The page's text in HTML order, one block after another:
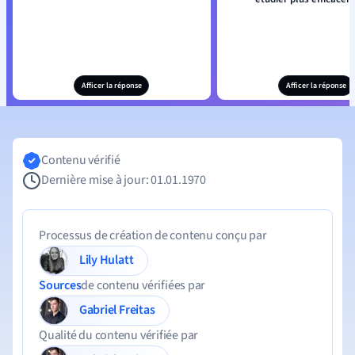
Afficer la réponse Afficer la réponse
Contenu vérifié
Dernière mise à jour: 01.01.1970
Processus de création de contenu conçu par
Lily Hulatt
Sourcesde contenu vérifiées par
Gabriel Freitas
Qualité du contenu vérifiée par